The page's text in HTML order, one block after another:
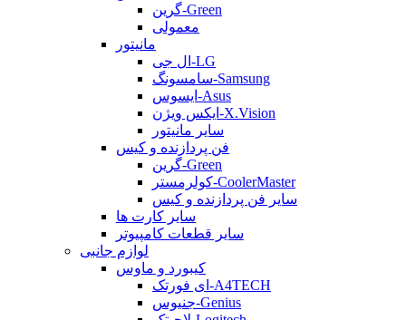
گرین-Green
معمولی
مانیتور
ال جی-LG
سامسونگ-Samsung
ایسوس-Asus
ایکس ویژن-X.Vision
سایر مانیتور
فن پردازنده و کیس
گرین-Green
کولرمستر-CoolerMaster
سایر فن پردازنده و کیس
سایر کارت ها
سایر قطعات کامپیوتر
لوازم جانبی
کیبورد و ماوس
ای فورتک-A4TECH
جنیوس-Genius